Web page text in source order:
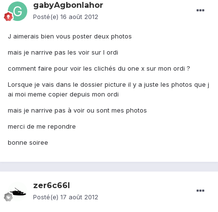
gabyAgbonlahor
Posté(e) 16 août 2012
J aimerais bien vous poster deux photos
mais je narrive pas les voir sur l ordi
comment faire pour voir les clichés du one x sur mon ordi ?
Lorsque je vais dans le dossier picture il y a juste les photos que j
ai moi meme copier depuis mon ordi
mais je narrive pas à voir ou sont mes photos
merci de me repondre
bonne soiree
zer6c66l
Posté(e) 17 août 2012